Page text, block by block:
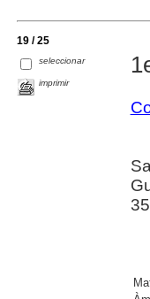
19 / 25
seleccionar
imprimir